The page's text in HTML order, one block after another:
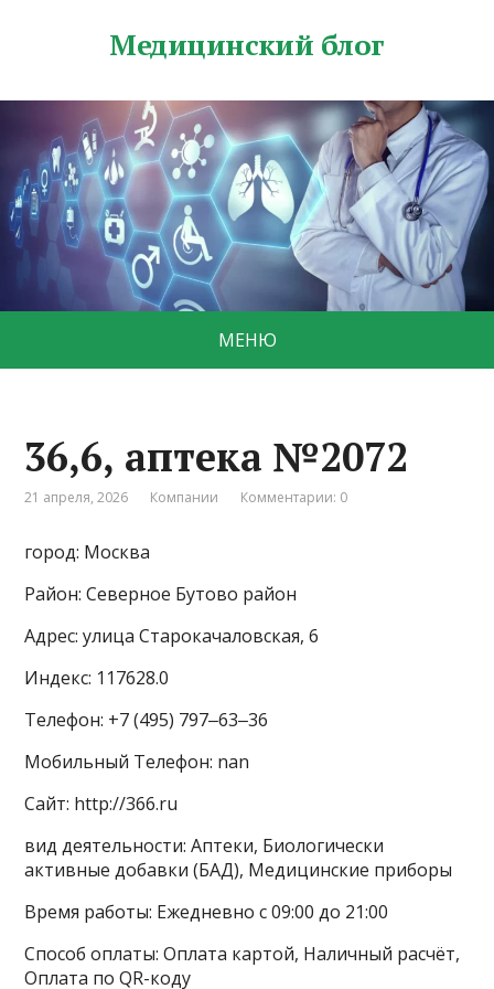
Медицинский блог
МЕНЮ
36,6, аптека №2072
21 апреля, 2026 Компании Комментарии: 0
город: Москва
Район: Северное Бутово район
Адрес: улица Старокачаловская, 6
Индекс: 117628.0
Телефон: +7 (495) 797‒63‒36
Мобильный Телефон: nan
Сайт: http://366.ru
вид деятельности: Аптеки, Биологически
активные добавки (БАД), Медицинские приборы
Время работы: Ежедневно с 09:00 до 21:00
Способ оплаты: Оплата картой, Наличный расчёт,
Оплата по QR-коду